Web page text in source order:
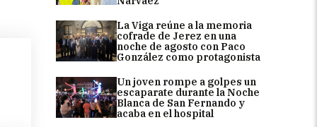
La Viga reúne a la memoria
cofrade de Jerez en una
noche de agosto con Paco
González como protagonista
Un joven rompe a golpes un
escaparate durante la Noche
Blanca de San Fernando y
acaba en el hospital